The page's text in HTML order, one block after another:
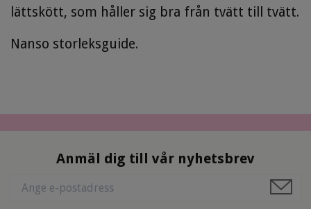
lättskött, som håller sig bra från tvätt till tvätt.
Nanso storleksguide.
Anmäl dig till vår nyhetsbrev